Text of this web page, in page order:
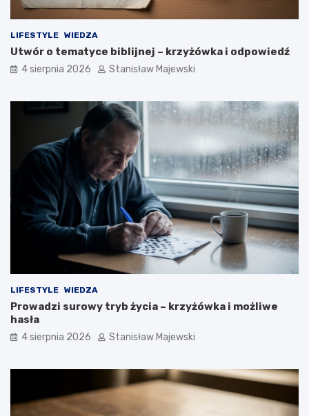
LIFESTYLE WIEDZA
Utwór o tematyce biblijnej – krzyżówka i odpowiedź
4 sierpnia 2026 Stanisław Majewski
LIFESTYLE WIEDZA
Prowadzi surowy tryb życia – krzyżówka i możliwe
hasła
4 sierpnia 2026 Stanisław Majewski